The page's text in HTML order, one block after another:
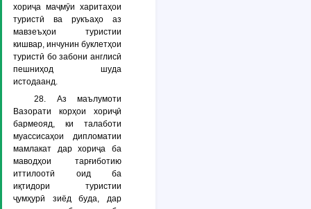
хориҷа маҷмӯи харитаҳои
туристӣ ва рукъаҳо аз
мавзеъҳои туристии
кишвар, инчунин буклетҳои
туристӣ бо забони англисӣ
пешниҳод шуда
истодаанд.
28. Аз маълумоти
Вазорати корҳои хориҷӣ
бармеояд, ки талаботи
муассисаҳои дипломатии
мамлакат дар хориҷа ба
маводҳои тарғиботию
иттилоотӣ оид ба
иқтидори туристии
ҷумҳурӣ зиёд буда, дар